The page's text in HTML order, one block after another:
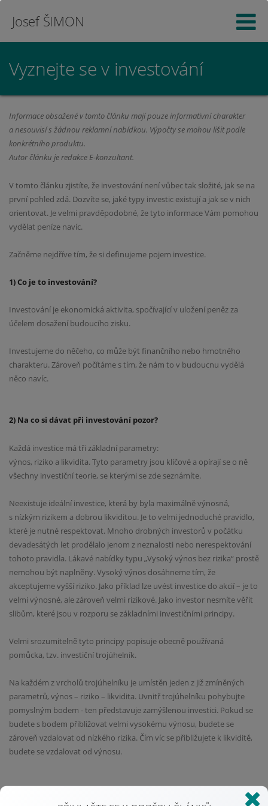
Josef ŠIMON
Vyznejte se v investování
Informace obsažené v tomto článku mají pouze informativní charakter
a nesouvisí s žádnou reklamní nabídkou. Výpočty se mohou lišit podle
konkrétního produktu.
Autor článku je redakce E-konzultant.
V tomto článku zjistíte, že investování není vůbec tak složité, jak se na
první pohled zdá. Dozvíte se, jaké typy investic existují a jak se v nich
orientovat. Je velmi pravděpodobné, že tyto informace Vám pomohou
vydělat peníze navíc.
Začněme nejdříve tím, že si definujeme pojem investice.
1) Co je to investování?
Investování je ekonomická aktivita, spočívající v uložení peněz za
účelem dosažení budoucího zisku.
Investujeme do něčeho, co může být finančního nebo hmotného
charakteru. Zároveň počítáme s tím, že nám to v budoucnu vydělá
něco navíc.
2) Na co si dávat při investování pozor?
Každá investice má tři základní parametry:
výnos, riziko a likvidita. Tyto parametry jsou klíčové a opírají se o ně
všechny investiční teorie, se kterými se zde seznámíte.
Neexistuje ideální investice, která by byla maximálně výnosná,
s nízkým rizikem a dobrou likviditou. Je to velmi jednoduché pravidlo,
které je nutné respektovat. Mnoho drobných investorů v počátku
devadesátých let prodělalo jenom z neznalosti nebo nerespektování
tohoto pravidla. Lákavé nabídky typu „Vysoký výnos bez rizika“ prostě
nemohou být naplněny. Vysoký výnos dosáhneme tím, že
akceptujeme vyšší riziko. Jako příklad lze uvést investice do akcií – je to
velmi výnosné, ale zároveň velmi rizikové. Jako investor nesmíte věřit
slibům, které jsou v rozporu se základními investičními principy.
Velmi srozumitelně tyto principy popisuje obecně používaná
pomůcka, tzv. investiční trojúhelník.
Na každém z vrcholů trojúhelníku je umístěn jeden z již zmíněných
parametrů, výnos – riziko – likvidita. Uvnitř trojúhelníku pohybujte
pomyslným bodem - ten představuje zamýšlenou investici. Pokud se
budete s bodem přibližovat velmi vysokému výnosu, budete se
zároveň vzdalovat od nízkého rizika. Čím víc se přibližujete k likviditě,
budete se vzdalovat od výnosu.